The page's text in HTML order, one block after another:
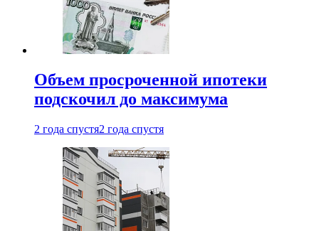
Объем просроченной ипотеки
подскочил до максимума
2 года спустя2 года спустя